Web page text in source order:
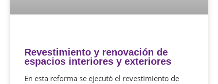
Revestimiento y renovación de
espacios interiores y exteriores
En esta reforma se ejecutó el revestimiento de